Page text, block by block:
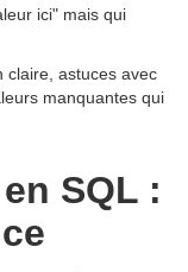
ici" mais qui
claire, astuces avec
manquantes qui
SQL :